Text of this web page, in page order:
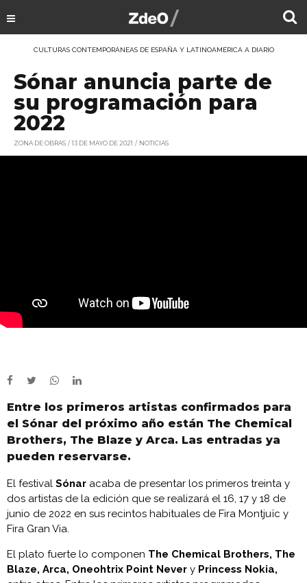
CULTURAS CONTEMPORÁNEAS DE ESPAÑA Y LATINOAMÉRICA A DIARIO
Sónar anuncia parte de
su programación para
2022
ZONA DE OBRAS 13 DE MAYO DE 2021 NOTICIAS
Entre los primeros artistas confirmados para
el Sónar del próximo año están The Chemical
Brothers, The Blaze y Arca. Las entradas ya
pueden reservarse.
El festival Sónar acaba de presentar los primeros treinta y
dos artistas de la edición que se realizará el 16, 17 y 18 de
junio de 2022 en sus recintos habituales de Fira Montjuïc y
Fira Gran Via.
El plato fuerte lo componen The Chemical Brothers, The
Blaze, Arca, Oneohtrix Point Never y Princess Nokia,